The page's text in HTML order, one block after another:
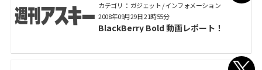
カテゴリ： ガジェット / インフォメーション
BlackBerry Bold 動画レポート！
2008年09月29日 21時55分